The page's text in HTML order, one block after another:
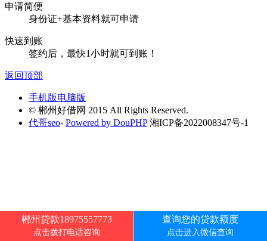
申请简便
身份证+基本资料就可申请
快速到账
签约后，最快1小时就可到账！
返回顶部
手机版电脑版
© 郴州好借网 2015 All Rights Reserved.
代哥seo- Powered by DouPHP湘ICP备2022008347号-1
郴州贷款18975557773
点击拨打电话咨询
查询您的贷款额度
点击进入微信查询